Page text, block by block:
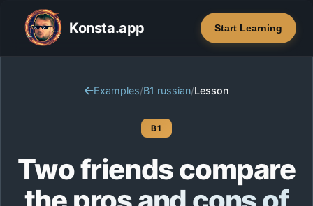
Konsta.app Start Learning
Examples/B1 russian/Lesson
B1
Two friends compare